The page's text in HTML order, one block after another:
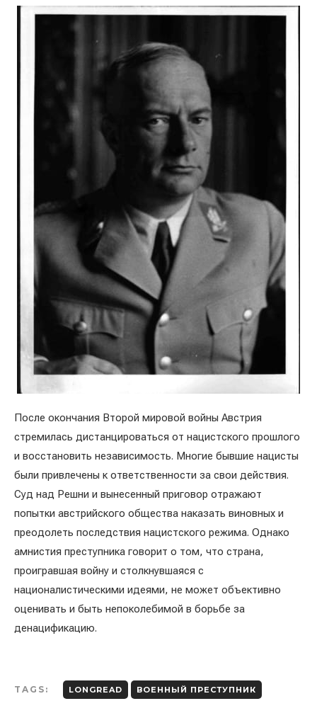
После окончания Второй мировой войны Австрия
стремилась дистанцироваться от нацистского прошлого
и восстановить независимость. Многие бывшие нацисты
были привлечены к ответственности за свои действия.
Суд над Решни и вынесенный приговор отражают
попытки австрийского общества наказать виновных и
преодолеть последствия нацистского режима. Однако
амнистия преступника говорит о том, что страна,
проигравшая войну и столкнувшаяся с
националистическими идеями, не может объективно
оценивать и быть непоколебимой в борьбе за
денацификацию.
TAGS: LONGREAD ВОЕННЫЙ ПРЕСТУПНИК